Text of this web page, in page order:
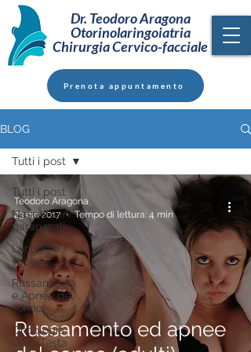
Dr. Teodoro Aragona
Otorinolaringoiatria
Chirurgia Cervico-facciale
Prenota appuntamento
BLOG
Tutti i post
Naso e seni
paranasali
Laringe e
voce
Russamento
e Apnee del
sonno
Oncologia
ORL (Testa
Tutti i post
Russamento ed apnee
Teodoro Aragona
23 dic 2017
Tempo di lettura: 4 min